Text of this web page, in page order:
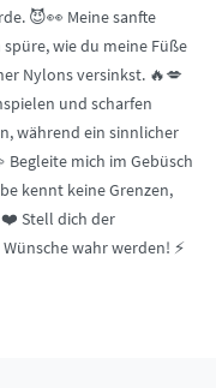
😈👀 Meine sanfte
wie du meine Füße
Nylons versinkst. 🔥💋
und scharfen
während ein sinnlicher
Begleite mich im Gebüsch
kennt keine Grenzen,
Stell dich der
wahr werden! ⚡️